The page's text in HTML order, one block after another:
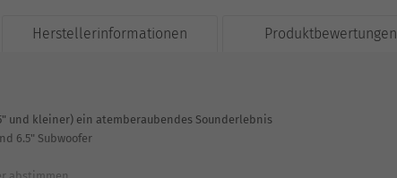
Herstellerinformationen Produktbewertungen
und kleiner) ein atemberaubendes Sounderlebnis
6.5" Subwoofer